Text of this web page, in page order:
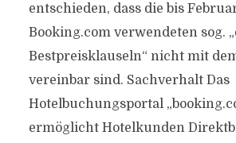
entschieden, dass die bis
Booking.com verwendeten sog.
Bestpreisklauseln“ nicht mit
vereinbar sind. Sachverhalt Das
Hotelbuchungsportal
ermöglicht Hotelkunden